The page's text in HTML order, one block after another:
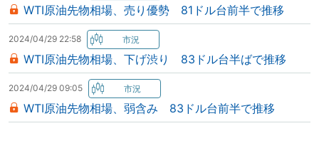
WTI原油先物相場、売り優勢 81ドル台前半で推移
2024/04/29 22:58
WTI原油先物相場、下げ渋り 83ドル台半ばで推移
2024/04/29 09:05
WTI原油先物相場、弱含み 83ドル台前半で推移